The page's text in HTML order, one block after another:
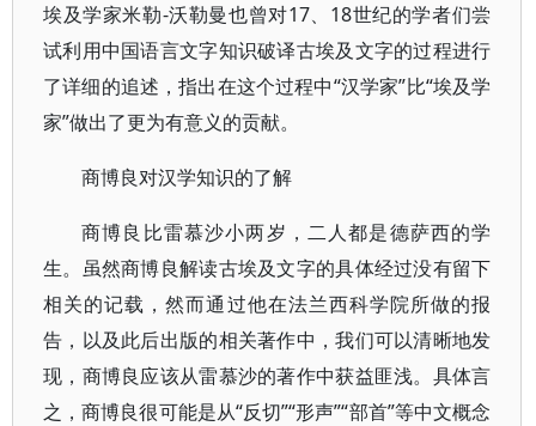
埃及学家米勒-沃勒曼也曾对17、18世纪的学者们尝
试利用中国语言文字知识破译古埃及文字的过程进行
了详细的追述，指出在这个过程中“汉学家”比“埃及学
家”做出了更为有意义的贡献。
商博良对汉学知识的了解
商博良比雷慕沙小两岁，二人都是德萨西的学
生。虽然商博良解读古埃及文字的具体经过没有留下
相关的记载，然而通过他在法兰西科学院所做的报
告，以及此后出版的相关著作中，我们可以清晰地发
现，商博良应该从雷慕沙的著作中获益匪浅。具体言
之，商博良很可能是从“反切”“形声”“部首”等中文概念